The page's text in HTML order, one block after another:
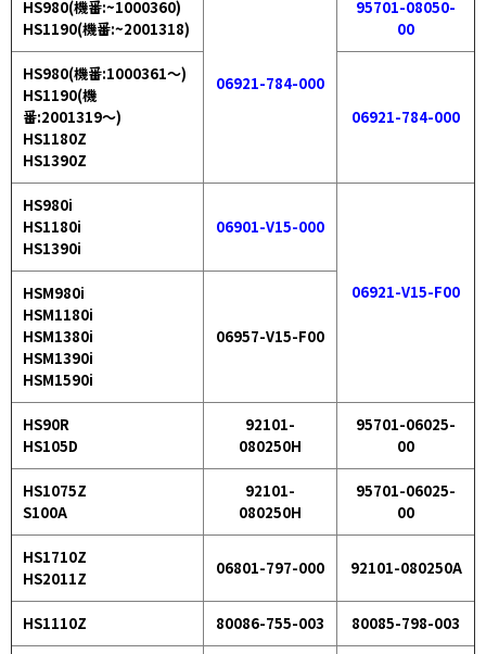
HS980(機番:~1000360)
HS1190(機番:~2001318)
06921-784-000
95701-08050-
00
HS980(機番:1000361〜)
HS1190(機
番:2001319〜)
HS1180Z
HS1390Z
06921-784-000
HS980i
HS1180i
HS1390i
06901-V15-000
06921-V15-F00
HSM980i
HSM1180i
HSM1380i
HSM1390i
HSM1590i
06957-V15-F00
HS90R
HS105D
92101-
080250H
95701-06025-
00
HS1075Z
S100A
92101-
080250H
95701-06025-
00
HS1710Z
HS2011Z
06801-797-000 92101-080250A
HS1110Z 80086-755-003 80085-798-003